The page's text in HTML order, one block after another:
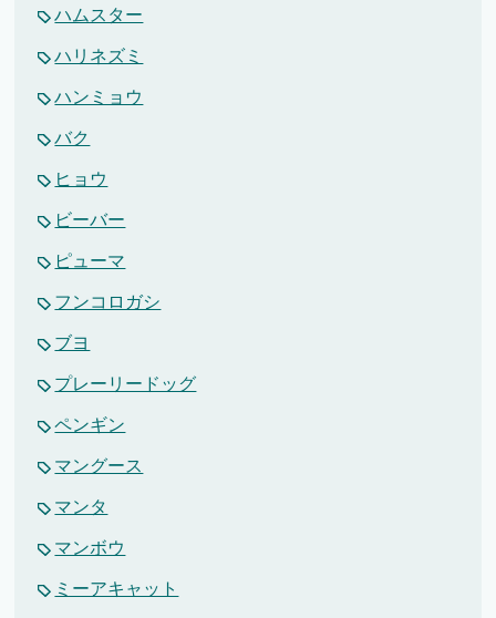
ハムスター
ハリネズミ
ハンミョウ
バク
ヒョウ
ビーバー
ピューマ
フンコロガシ
ブヨ
プレーリードッグ
ペンギン
マングース
マンタ
マンボウ
ミーアキャット